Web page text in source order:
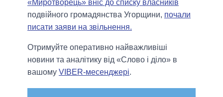
«Миротворець» вніс до списку власників
подвійного громадянства Угорщини, почали
писати заяви на звільнення.
Отримуйте оперативно найважливіші
новини та аналітику від «Слово і діло» в
вашому VIBER-месенджері.